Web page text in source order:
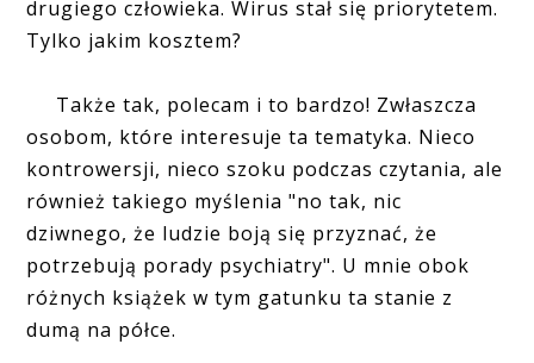
drugiego człowieka. Wirus stał się priorytetem.
Tylko jakim kosztem?
Także tak, polecam i to bardzo! Zwłaszcza
osobom, które interesuje ta tematyka. Nieco
kontrowersji, nieco szoku podczas czytania, ale
również takiego myślenia "no tak, nic
dziwnego, że ludzie boją się przyznać, że
potrzebują porady psychiatry". U mnie obok
różnych książek w tym gatunku ta stanie z
dumą na półce.